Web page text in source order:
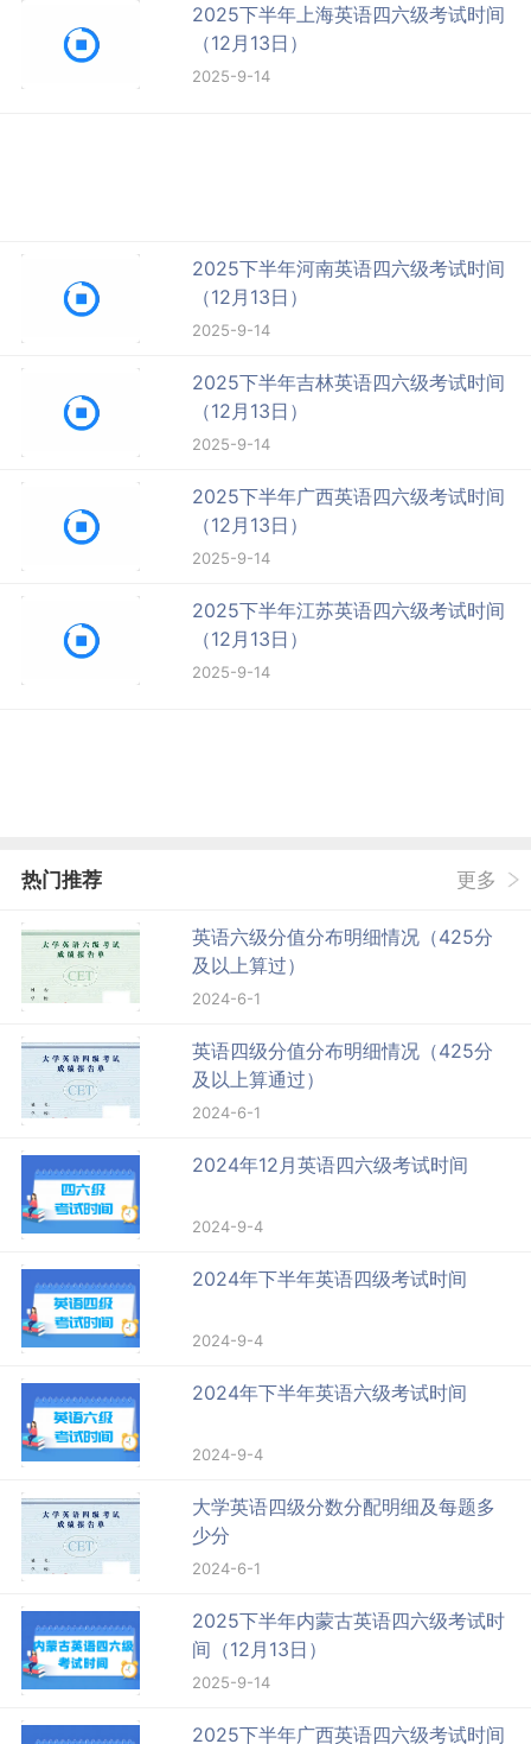
2025下半年上海英语四六级考试时间
（12月13日）
2025-9-14
2025下半年河南英语四六级考试时间
（12月13日）
2025-9-14
2025下半年吉林英语四六级考试时间
（12月13日）
2025-9-14
2025下半年广西英语四六级考试时间
（12月13日）
2025-9-14
2025下半年江苏英语四六级考试时间
（12月13日）
2025-9-14
热门推荐 更多
英语六级分值分布明细情况（425分
及以上算过）
2024-6-1
英语四级分值分布明细情况（425分
及以上算通过）
2024-6-1
2024年12月英语四六级考试时间
2024-9-4
2024年下半年英语四级考试时间
2024-9-4
2024年下半年英语六级考试时间
2024-9-4
大学英语四级分数分配明细及每题多
少分
2024-6-1
2025下半年内蒙古英语四六级考试时
间（12月13日）
2025-9-14
2025下半年广西英语四六级考试时间